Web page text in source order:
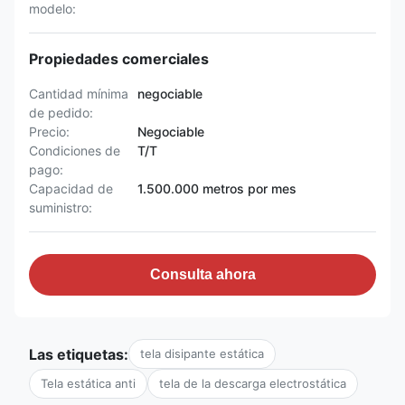
modelo:
Propiedades comerciales
Cantidad mínima
de pedido:
negociable
Precio:
Negociable
Condiciones de
pago:
T/T
Capacidad de
suministro:
1.500.000 metros por mes
Consulta ahora
Las etiquetas: tela disipante estática
Tela estática anti tela de la descarga electrostática